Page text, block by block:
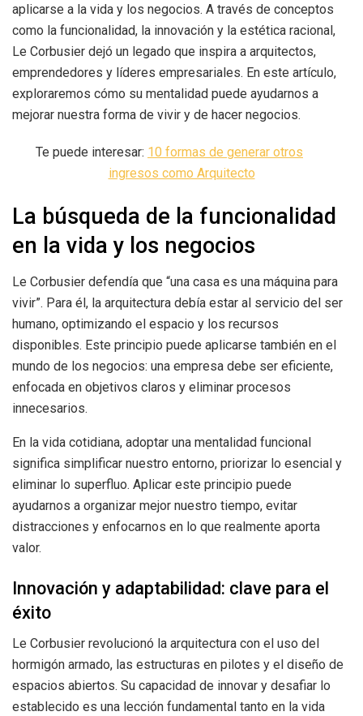
aplicarse a la vida y los negocios. A través de conceptos
como la funcionalidad, la innovación y la estética racional,
Le Corbusier dejó un legado que inspira a arquitectos,
emprendedores y líderes empresariales. En este artículo,
exploraremos cómo su mentalidad puede ayudarnos a
mejorar nuestra forma de vivir y de hacer negocios.
Te puede interesar: 10 formas de generar otros
ingresos como Arquitecto
La búsqueda de la funcionalidad
en la vida y los negocios
Le Corbusier defendía que “una casa es una máquina para
vivir”. Para él, la arquitectura debía estar al servicio del ser
humano, optimizando el espacio y los recursos
disponibles. Este principio puede aplicarse también en el
mundo de los negocios: una empresa debe ser eficiente,
enfocada en objetivos claros y eliminar procesos
innecesarios.
En la vida cotidiana, adoptar una mentalidad funcional
significa simplificar nuestro entorno, priorizar lo esencial y
eliminar lo superfluo. Aplicar este principio puede
ayudarnos a organizar mejor nuestro tiempo, evitar
distracciones y enfocarnos en lo que realmente aporta
valor.
Innovación y adaptabilidad: clave para el
éxito
Le Corbusier revolucionó la arquitectura con el uso del
hormigón armado, las estructuras en pilotes y el diseño de
espacios abiertos. Su capacidad de innovar y desafiar lo
establecido es una lección fundamental tanto en la vida